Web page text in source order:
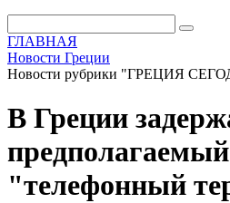
ГЛАВНАЯ
Новости Греции
Новости рубрики "ГРЕЦИЯ
В Греции
предполагаемый
"телефонный